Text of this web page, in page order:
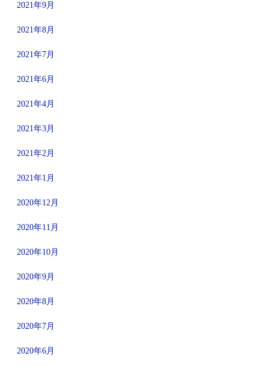
2021年9月
2021年8月
2021年7月
2021年6月
2021年4月
2021年3月
2021年2月
2021年1月
2020年12月
2020年11月
2020年10月
2020年9月
2020年8月
2020年7月
2020年6月